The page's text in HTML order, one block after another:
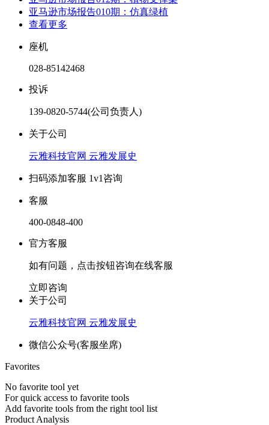
亚马逊市场报告010期：仿真绿植
查看更多
座机
028-85142468
投诉
139-0820-5744(公司负责人)
关于公司
云雅科技官网 云雅发展史
扫码添加客服 1v1咨询
客服
400-0848-400
官方客服
如有问题，点击按钮咨询在线客服
立即咨询
关于公司
云雅科技官网 云雅发展史
微信公众号(客服坐席)
Favorites
No favorite tool yet
For quick access to favorite tools
Add favorite tools from the right tool list
Product Analysis